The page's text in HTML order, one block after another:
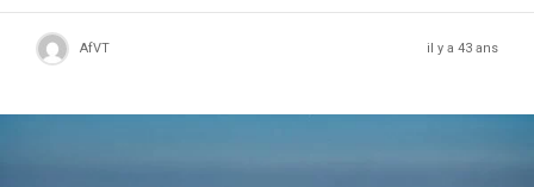
AfVT il y a 43 ans